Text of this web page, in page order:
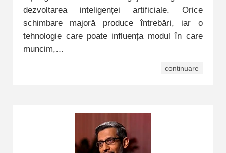
dezvoltarea inteligenței artificiale. Orice
schimbare majoră produce întrebări, iar o
tehnologie care poate influența modul în care
muncim,…
continuare